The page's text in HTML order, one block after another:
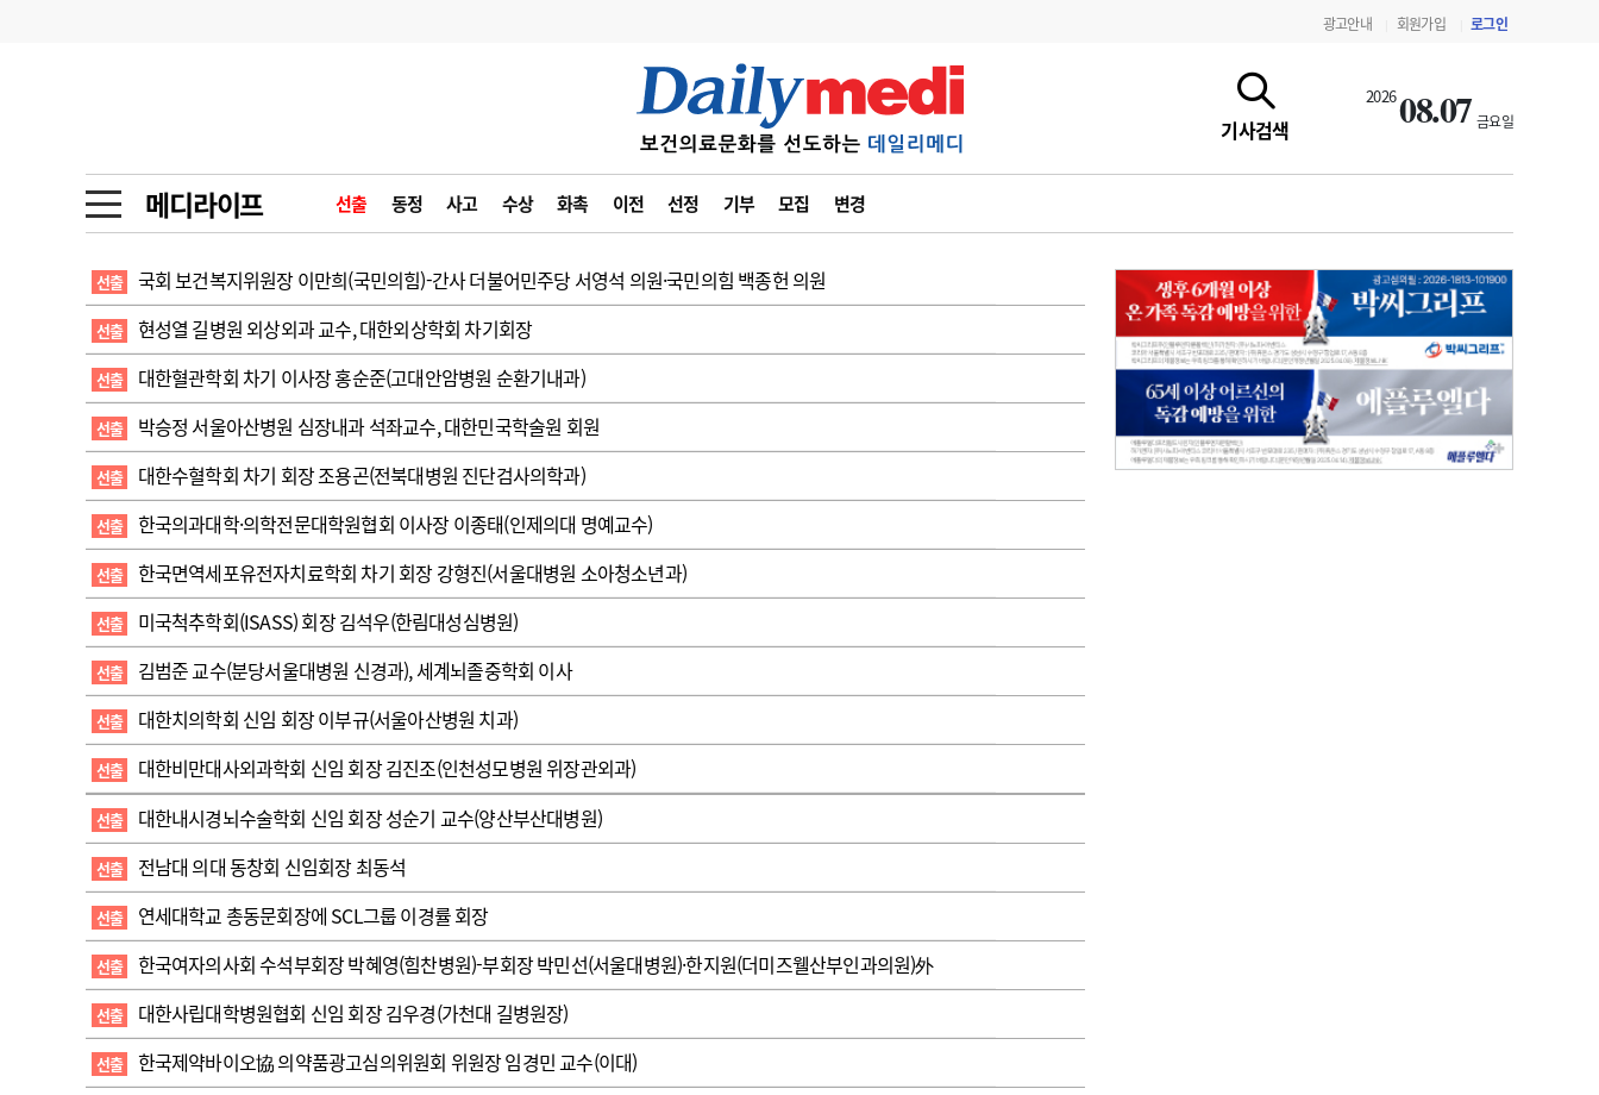
광고안내 회원가입 로그인
기사검색
202608.07 금요일
메디라이프 선출 동정 사고 수상 화촉 이전 선정 기부 모집 변경
금주의 검색어
1
의사인력 수급 추계
2
성분명 처방
3
AI의료
4
전공의 모집 결과
5
의사국시 합격률
6
관리급여 실시
7
사고
수첩
인물 피플
포토뉴스 포토뉴스
메디 Hospital 지역병원 중소병원
인포메이션 행정처분 판례 지침·기준·평가 약제급여 심사 결과
학회·연수강좌 학회/연수강좌 행사
고객센터 회사소개 법적고지 광고안내
선출 국회 보건복지위원장 이만희(국민의힘)-간사 더불어민주당 서영석 의원·국민의힘 백종헌 의원
선출 현성열 길병원 외상외과 교수, 대한외상학회 차기회장
선출 대한혈관학회 차기 이사장 홍순준(고대안암병원 순환기내과)
선출 박승정 서울아산병원 심장내과 석좌교수, 대한민국학술원 회원
선출 대한수혈학회 차기 회장 조용곤(전북대병원 진단검사의학과)
선출 한국의과대학·의학전문대학원협회 이사장 이종태(인제의대 명예교수)
선출 한국면역세포유전자치료학회 차기 회장 강형진(서울대병원 소아청소년과)
선출 미국척추학회(ISASS) 회장 김석우(한림대성심병원)
선출 김범준 교수(분당서울대병원 신경과), 세계뇌졸중학회 이사
선출 대한치의학회 신임 회장 이부규(서울아산병원 치과)
선출 대한비만대사외과학회 신임 회장 김진조(인천성모병원 위장관외과)
선출 대한내시경뇌수술학회 신임 회장 성순기 교수(양산부산대병원)
선출 전남대 의대 동창회 신임회장 최동석
선출 연세대학교 총동문회장에 SCL그룹 이경률 회장
선출 한국여자의사회 수석부회장 박혜영(힘찬병원)-부회장 박민선(서울대병원)·한지원(더미즈웰산부인과의원)外
선출 대한사립대학병원협회 신임 회장 김우경(가천대 길병원장)
선출 한국제약바이오協 의약품광고심의위원회 위원장 임경민 교수(이대)